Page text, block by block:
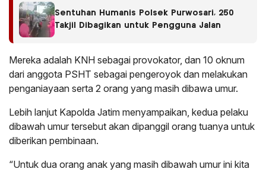
Sentuhan Humanis Polsek Purwosari, 250
Takjil Dibagikan untuk Pengguna Jalan
Mereka adalah KNH sebagai provokator, dan 10 oknum
dari anggota PSHT sebagai pengeroyok dan melakukan
penganiayaan serta 2 orang yang masih dibawa umur.
Lebih lanjut Kapolda Jatim menyampaikan, kedua pelaku
dibawah umur tersebut akan dipanggil orang tuanya untuk
diberikan pembinaan.
“Untuk dua orang anak yang masih dibawah umur ini kita